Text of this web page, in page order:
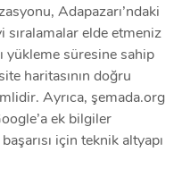
Adapazarı’ndaki
sıralamalar elde etmeniz
yükleme süresine sahip
haritasının doğru
Ayrıca, şemada.org
ek bilgiler
için teknik altyapı